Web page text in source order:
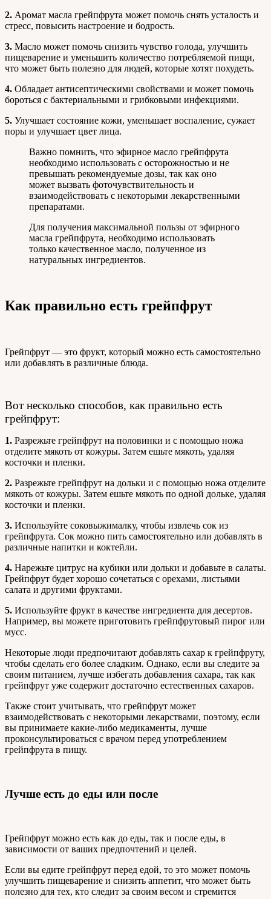
2. Аромат масла грейпфрута может помочь снять усталость и
стресс, повысить настроение и бодрость.
3. Масло может помочь снизить чувство голода, улучшить
пищеварение и уменьшить количество потребляемой пищи,
что может быть полезно для людей, которые хотят похудеть.
4. Обладает антисептическими свойствами и может помочь
бороться с бактериальными и грибковыми инфекциями.
5. Улучшает состояние кожи, уменьшает воспаление, сужает
поры и улучшает цвет лица.
Важно помнить, что эфирное масло грейпфрута
необходимо использовать с осторожностью и не
превышать рекомендуемые дозы, так как оно
может вызвать фоточувствительность и
взаимодействовать с некоторыми лекарственными
препаратами.
Для получения максимальной пользы от эфирного
масла грейпфрута, необходимо использовать
только качественное масло, полученное из
натуральных ингредиентов.
Как правильно есть грейпфрут
Грейпфрут — это фрукт, который можно есть самостоятельно
или добавлять в различные блюда.
Вот несколько способов, как правильно есть
грейпфрут:
1. Разрежьте грейпфрут на половинки и с помощью ножа
отделите мякоть от кожуры. Затем ешьте мякоть, удаляя
косточки и пленки.
2. Разрежьте грейпфрут на дольки и с помощью ножа отделите
мякоть от кожуры. Затем ешьте мякоть по одной дольке, удаляя
косточки и пленки.
3. Используйте соковыжималку, чтобы извлечь сок из
грейпфрута. Сок можно пить самостоятельно или добавлять в
различные напитки и коктейли.
4. Нарежьте цитрус на кубики или дольки и добавьте в салаты.
Грейпфрут будет хорошо сочетаться с орехами, листьями
салата и другими фруктами.
5. Используйте фрукт в качестве ингредиента для десертов.
Например, вы можете приготовить грейпфрутовый пирог или
мусс.
Некоторые люди предпочитают добавлять сахар к грейпфруту,
чтобы сделать его более сладким. Однако, если вы следите за
своим питанием, лучше избегать добавления сахара, так как
грейпфрут уже содержит достаточно естественных сахаров.
Также стоит учитывать, что грейпфрут может
взаимодействовать с некоторыми лекарствами, поэтому, если
вы принимаете какие-либо медикаменты, лучше
проконсультироваться с врачом перед употреблением
грейпфрута в пищу.
Лучше есть до еды или после
Грейпфрут можно есть как до еды, так и после еды, в
зависимости от ваших предпочтений и целей.
Если вы едите грейпфрут перед едой, то это может помочь
улучшить пищеварение и снизить аппетит, что может быть
полезно для тех, кто следит за своим весом и стремится